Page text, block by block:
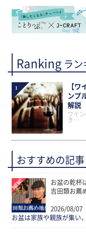
Ranking ラン
1
【ワ
ンプ
解説
ワイ
き…
おすすめの記事
お盆の乾杯
吉田類お薦
2026/08/07
お盆は家族や親族が集い